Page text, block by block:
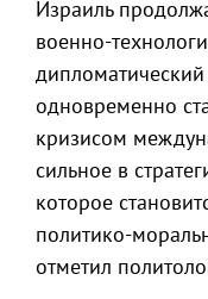
Израиль
военно-
одновременно
кризисом
сильное в
которое
политико-
отметил